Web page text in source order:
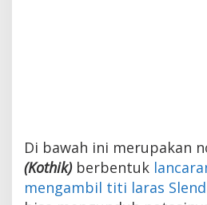
Di bawah ini merupakan
(Kothik) berbentuk
mengambil titi laras